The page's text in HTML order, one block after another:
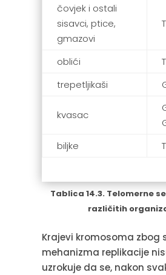
čovjek i ostali
sisavci, ptice,
gmazovi
oblići
trepetljikaši
kvasac
biljke
Tablica 14.3. Telomerne
različitih
Krajevi kromosoma zbog
mehanizma replikacije
uzrokuje da se, nakon